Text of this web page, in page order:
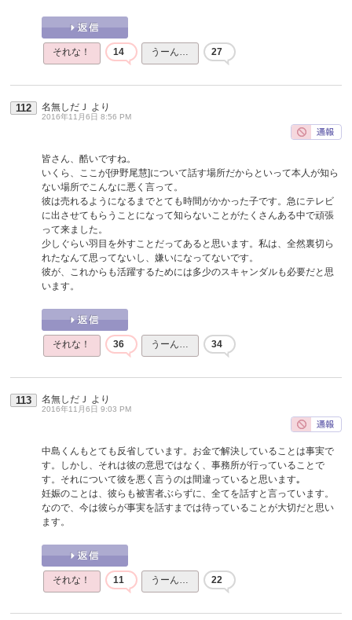
それな！ 14 うーん… 27
112 名無しだＪ より
2016年11月6日 8:56 PM
皆さん、酷いですね。
いくら、ここが[伊野尾慧]について話す場所だからといって本人が知ら
ない場所でこんなに悪く言って。
彼は売れるようになるまでとても時間がかかった子です。急にテレビ
に出させてもらうことになって知らないことがたくさんある中で頑張
って来ました。
少しぐらい羽目を外すことだってあると思います。私は、全然裏切ら
れたなんて思ってないし、嫌いになってないです。
彼が、これからも活躍するためには多少のスキャンダルも必要だと思
います。
それな！ 36 うーん… 34
113 名無しだＪ より
2016年11月6日 9:03 PM
中島くんもとても反省しています。お金で解決していることは事実で
す。しかし、それは彼の意思ではなく、事務所が行っていることで
す。それについて彼を悪く言うのは間違っていると思います｡
妊娠のことは、彼らも被害者ぶらずに、全てを話すと言っています。
なので、今は彼らが事実を話すまでは待っていることが大切だと思い
ます。
それな！ 11 うーん… 22